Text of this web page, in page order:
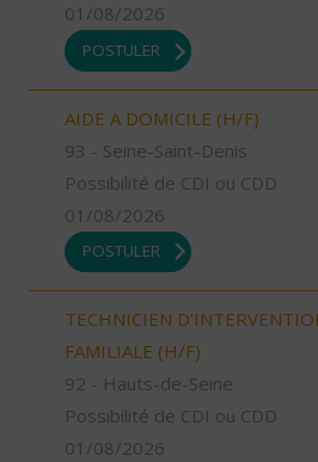
01/08/2026
POSTULER
AIDE A DOMICILE (H/F)
93 - Seine-Saint-Denis
Possibilité de CDI ou CDD
01/08/2026
POSTULER
TECHNICIEN
FAMILIALE (H/F)
92 - Hauts-de-Seine
Possibilité de CDI ou CDD
01/08/2026